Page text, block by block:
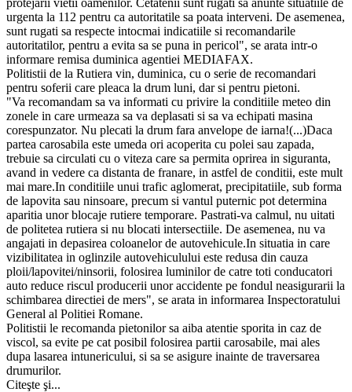
urgenta la 112 pentru ca autoritatile sa poata interveni. De asemenea,
sunt rugati sa respecte intocmai indicatiile si recomandarile
autoritatilor, pentru a evita sa se puna in pericol", se arata intr-o
informare remisa duminica agentiei MEDIAFAX.
Politistii de la Rutiera vin, duminica, cu o serie de recomandari
pentru soferii care pleaca la drum luni, dar si pentru pietoni.
"Va recomandam sa va informati cu privire la conditiile meteo din
zonele in care urmeaza sa va deplasati si sa va echipati masina
corespunzator. Nu plecati la drum fara anvelope de iarna!(...)Daca
partea carosabila este umeda ori acoperita cu polei sau zapada,
trebuie sa circulati cu o viteza care sa permita oprirea in siguranta,
avand in vedere ca distanta de franare, in astfel de conditii, este mult
mai mare.In conditiile unui trafic aglomerat, precipitatiile, sub forma
de lapovita sau ninsoare, precum si vantul puternic pot determina
aparitia unor blocaje rutiere temporare. Pastrati-va calmul, nu uitati
de politetea rutiera si nu blocati intersectiile. De asemenea, nu va
angajati in depasirea coloanelor de autovehicule.In situatia in care
vizibilitatea in oglinzile autovehiculului este redusa din cauza
ploii/lapovitei/ninsorii, folosirea luminilor de catre toti conducatori
auto reduce riscul producerii unor accidente pe fondul neasigurarii la
schimbarea directiei de mers", se arata in informarea Inspectoratului
General al Politiei Romane.
Politistii le recomanda pietonilor sa aiba atentie sporita in caz de
viscol, sa evite pe cat posibil folosirea partii carosabile, mai ales
dupa lasarea intunericului, si sa se asigure inainte de traversarea
drumurilor.
Citeşte şi...